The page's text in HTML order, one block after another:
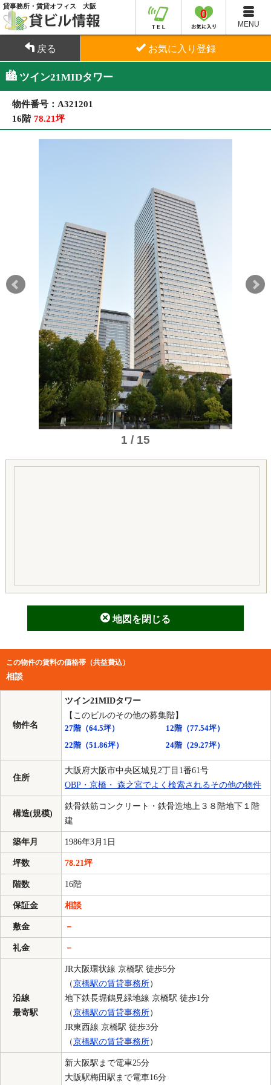
貸事務所・賃貸オフィス 大阪
MENU
0
戻る お気に入り登録
ツイン21MIDタワー
物件番号：A321201
16階 78.21坪
1 / 15
地図を閉じる
この物件の賃料の価格帯（共益費込）
相談
物件名
ツイン21MIDタワー
【このビルのその他の募集階】
27階（64.5坪） 12階（77.54坪）
22階（51.86坪） 24階（29.27坪）
住所
大阪府大阪市中央区城見2丁目1番61号
OBP・京橋・ 森之宮でよく検索されるその他の物件
構造(規模)
鉄骨鉄筋コンクリート・鉄骨造地上３８階地下１階
建
築年月 1986年3月1日
坪数 78.21坪
階数 16階
保証金 相談
敷金 －
礼金 －
沿線
最寄駅
JR大阪環状線 京橋駅 徒歩5分
（京橋駅の賃貸事務所）
地下鉄長堀鶴見緑地線 京橋駅 徒歩1分
（京橋駅の賃貸事務所）
JR東西線 京橋駅 徒歩3分
（京橋駅の賃貸事務所）
新大阪駅まで電車25分
大阪駅梅田駅まで電車16分